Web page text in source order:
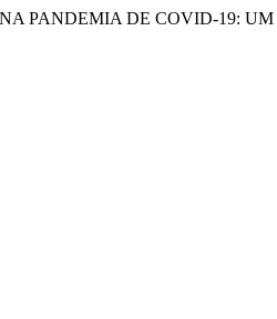
NA PANDEMIA DE COVID-19: